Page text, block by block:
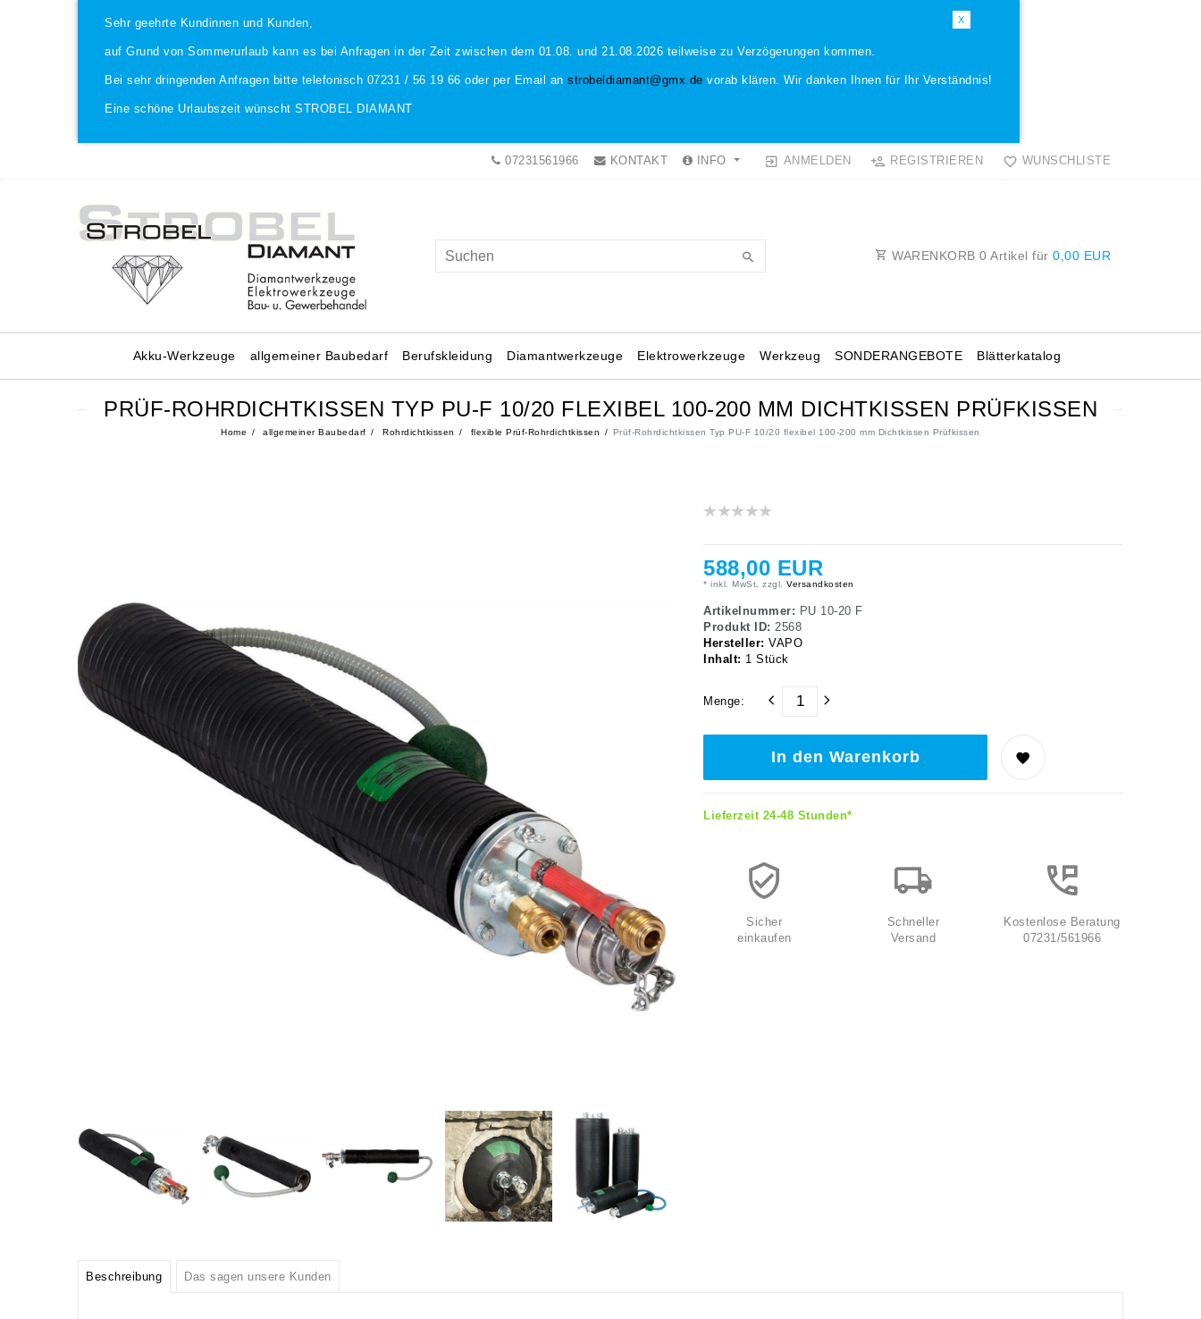
X
Sehr geehrte Kundinnen und Kunden,
auf Grund von Sommerurlaub kann es bei Anfragen in der Zeit zwischen dem 01.08. und 21.08.2026 teilweise zu Verzögerungen kommen.
Bei sehr dringenden Anfragen bitte telefonisch 07231 / 56 19 66 oder per Email an strobeldiamant@gmx.de vorab klären. Wir danken Ihnen für Ihr Verständnis!
Eine schöne Urlaubszeit wünscht STROBEL DIAMANT
07231561966 KONTAKT INFO ANMELDEN REGISTRIEREN WUNSCHLISTE
WARENKORB 0 Artikel für 0,00 EUR
Akku-Werkzeuge allgemeiner Baubedarf Berufskleidung Diamantwerkzeuge Elektrowerkzeuge Werkzeug Blätterkatalog
SONDERANGEBOTE
PRÜF-ROHRDICHTKISSEN TYP PU-F 10/20 FLEXIBEL 100-200 MM DICHTKISSEN PRÜFKISSEN
Home allgemeiner Baubedarf Rohrdichtkissen flexible Prüf-Rohrdichtkissen Prüf-Rohrdichtkissen Typ PU-F 10/20 flexibel 100-200 mm Dichtkissen Prüfkissen
588,00 EUR
* inkl. MwSt. zzgl. Versandkosten
Artikelnummer: PU 10-20 F
Produkt ID: 2568
Hersteller: VAPO
Inhalt: 1 Stück
Menge:
In den Warenkorb
Lieferzeit 24-48 Stunden*
Sicher
einkaufen
Schneller
Versand
Kostenlose Beratung
07231/561966
Beschreibung Das sagen unsere Kunden